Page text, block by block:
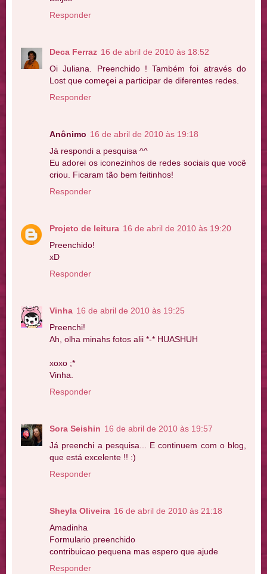
Responder
Deca Ferraz 16 de abril de 2010 às 18:52
Oi Juliana. Preenchido ! Também foi através do
Lost que começei a participar de diferentes redes.
Responder
Anônimo 16 de abril de 2010 às 19:18
Já respondi a pesquisa ^^
Eu adorei os iconezinhos de redes sociais que você
criou. Ficaram tão bem feitinhos!
Responder
Projeto de leitura 16 de abril de 2010 às 19:20
Preenchido!
xD
Responder
Vinha 16 de abril de 2010 às 19:25
Preenchi!
Ah, olha minahs fotos alii *-* HUASHUH
xoxo ;*
Vinha.
Responder
Sora Seishin 16 de abril de 2010 às 19:57
Já preenchi a pesquisa... E continuem com o blog,
que está excelente !! :)
Responder
Sheyla Oliveira 16 de abril de 2010 às 21:18
Amadinha
Formulario preenchido
contribuicao pequena mas espero que ajude
Responder